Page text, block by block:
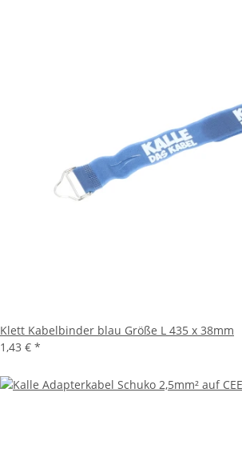
Klett Kabelbinder blau Größe L 435 x 38mm
1,43 € *